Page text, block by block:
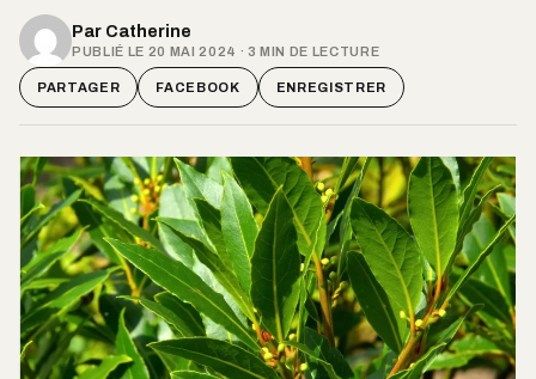
Par Catherine
PUBLIÉ LE 20 MAI 2024 · 3 MIN DE LECTURE
PARTAGER FACEBOOK ENREGISTRER